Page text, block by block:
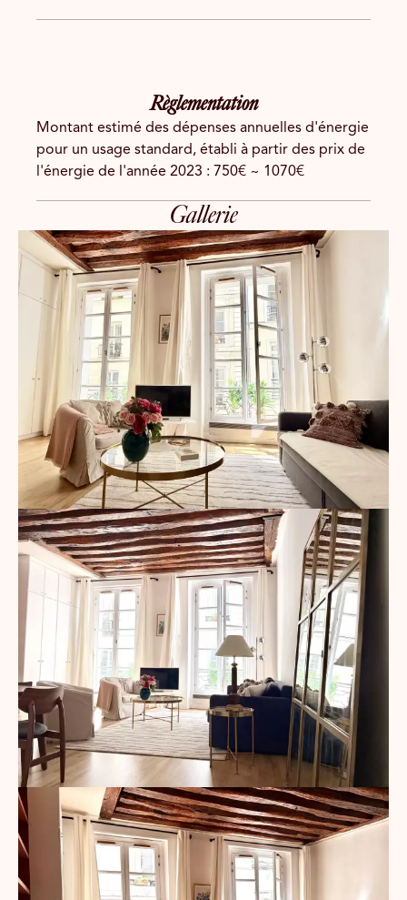
Règlementation
Montant estimé des dépenses annuelles d'énergie
pour un usage standard, établi à partir des prix de
l'énergie de l'année 2023 : 750€ ~ 1070€
Gallerie